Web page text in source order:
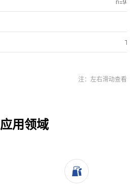
T=-
应用领域